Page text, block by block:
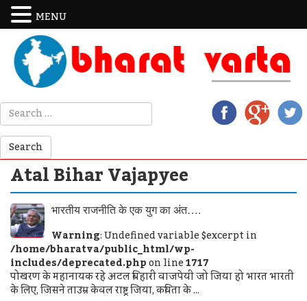
Atal Bihar Vajapyee
भारतीय राजनीति के एक युग का अंत….
Warning: Undefined variable $excerpt in
/home/bharatva/public_html/wp-
includes/deprecated.phpon line1717
पोखरण के महानायक रहे अटल बिहारी वाजपेयी जो जिया हो भारत भारती
के लिए, जिसने ताउम्र केवल राष्ट्र जिया, कविता के ...
MENU